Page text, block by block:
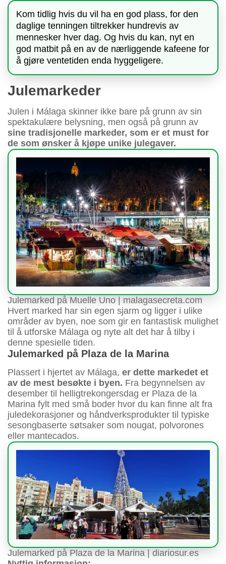
Kom tidlig hvis du vil ha en god plass, for den
daglige tenningen tiltrekker hundrevis av
mennesker hver dag. Og hvis du kan, nyt en
god matbit på en av de nærliggende kafeene for
å gjøre ventetiden enda hyggeligere.
Julemarkeder
Julen i Málaga skinner ikke bare på grunn av sin
spektakulære belysning, men også på grunn av
sine tradisjonelle markeder, som er et must for
de som ønsker å kjøpe unike julegaver.
Julemarked på Muelle Uno | malagasecreta.com
Hvert marked har sin egen sjarm og ligger i ulike
områder av byen, noe som gir en fantastisk mulighet
til å utforske Málaga og nyte alt det har å tilby i
denne spesielle tiden.
Julemarked på Plaza de la Marina
Plassert i hjertet av Málaga, er dette markedet et
av de mest besøkte i byen. Fra begynnelsen av
desember til helligtrekongersdag er Plaza de la
Marina fylt med små boder hvor du kan finne alt fra
juledekorasjoner og håndverksprodukter til typiske
sesongbaserte søtsaker som nougat, polvorones
eller mantecados.
Julemarked på Plaza de la Marina | diariosur.es